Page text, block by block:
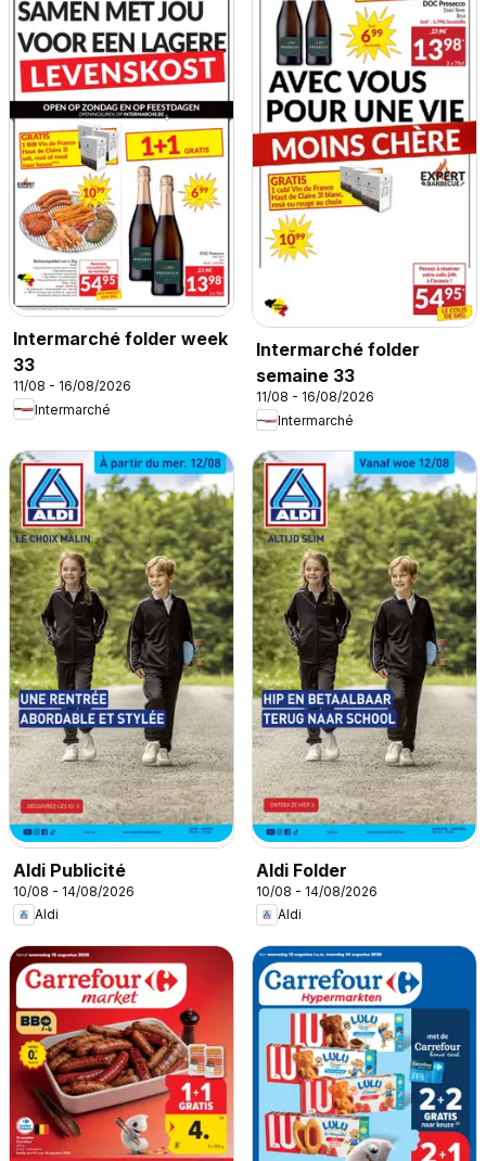
Intermarché folder week
33
11/08 - 16/08/2026
Intermarché
Intermarché folder
semaine 33
11/08 - 16/08/2026
Intermarché
Aldi Publicité
10/08 - 14/08/2026
Aldi
Aldi Folder
10/08 - 14/08/2026
Aldi